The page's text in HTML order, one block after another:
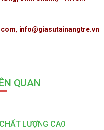
info@giasutainangtre.vn
QUAN
LƯỢNG CAO